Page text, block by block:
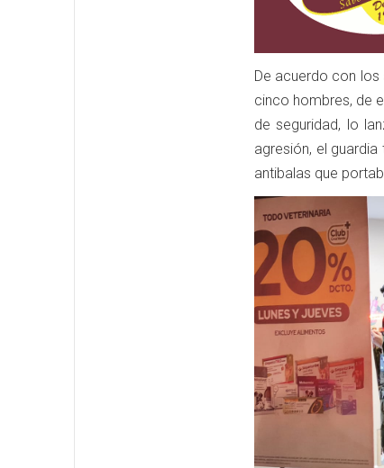
De acuerdo con
cinco hombres, de
de seguridad, lo
agresión, el
antibalas que